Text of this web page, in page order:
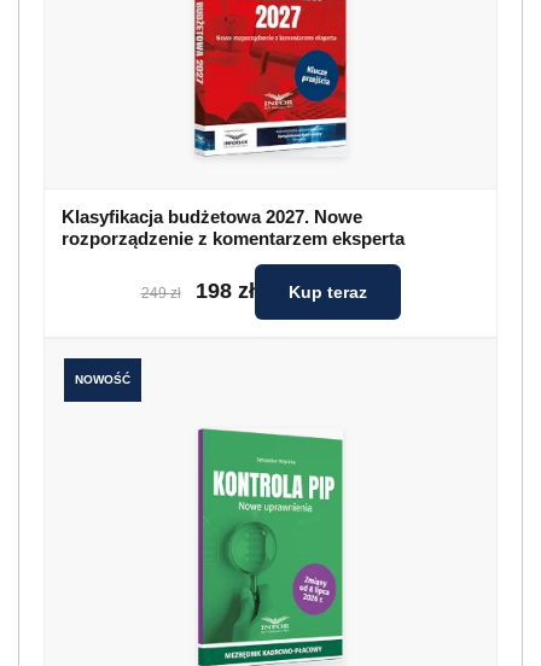
Klasyfikacja budżetowa 2027. Nowe
rozporządzenie z komentarzem eksperta
249 zł 198 zł Kup teraz
NOWOŚĆ